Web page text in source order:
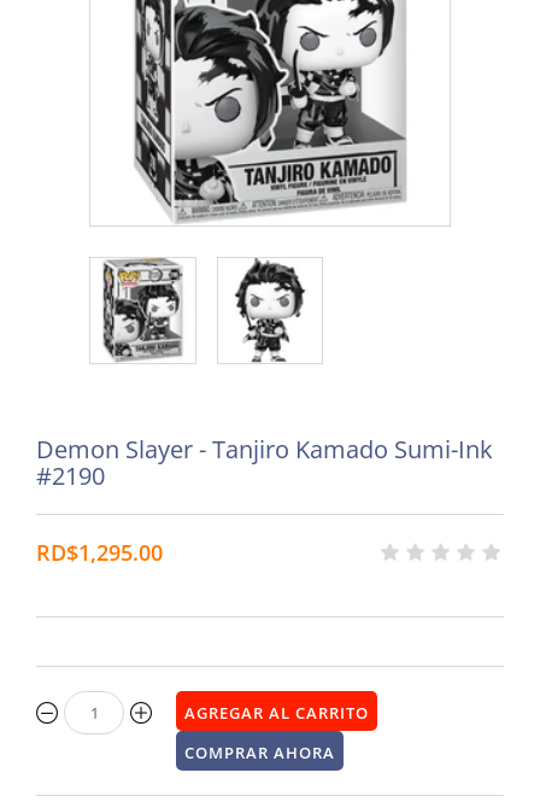
Demon Slayer - Tanjiro Kamado Sumi-Ink
#2190
RD$1,295.00